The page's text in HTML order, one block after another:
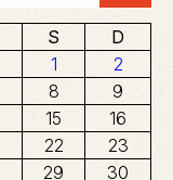
S
D
1
2
8
9
15
16
22
23
29
30